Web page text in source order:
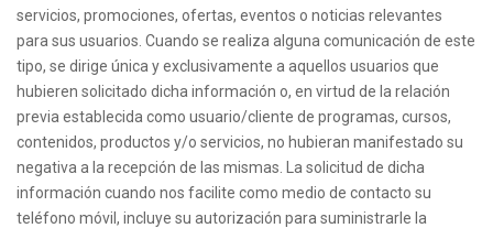
servicios, promociones, ofertas, eventos o noticias relevantes
para sus usuarios. Cuando se realiza alguna comunicación de este
tipo, se dirige única y exclusivamente a aquellos usuarios que
hubieren solicitado dicha información o, en virtud de la relación
previa establecida como usuario/cliente de programas, cursos,
contenidos, productos y/o servicios, no hubieran manifestado su
negativa a la recepción de las mismas. La solicitud de dicha
información cuando nos facilite como medio de contacto su
teléfono móvil, incluye su autorización para suministrarle la